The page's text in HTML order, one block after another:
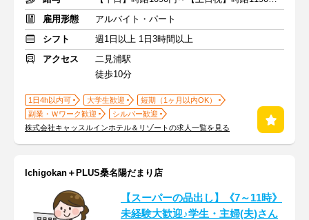
雇用形態
アルバイト・パート
シフト
週1日以上 1日3時間以上
アクセス
二見浦駅
徒歩10分
1日4h以内可 大学生歓迎
短期（1ヶ月以内OK）
副業・Ｗワーク歓迎
シルバー歓迎
株式会社キャッスルインホテル＆リゾートの求人一覧を見る
Ichigokan＋PLUS桑名陽だまり店
【スーパーの品出し】《7～11時》
未経験大歓迎♪学生・主婦(夫)さん